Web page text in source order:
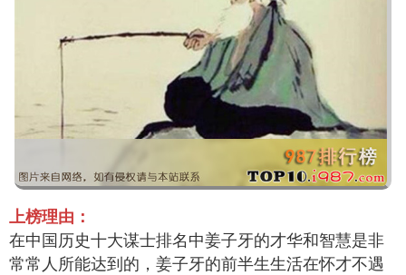
上榜理由：
在中国历史十大谋士排名中姜子牙的才华和智慧是非
常常人所能达到的，姜子牙的前半生生活在怀才不遇